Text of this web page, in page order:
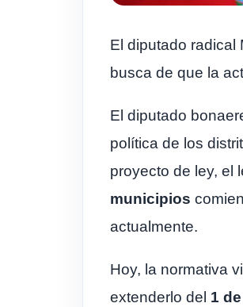
El diputado radical
busca de que la
El diputado
política de los
proyecto de ley, el
municipios
actualmente.
Hoy, la normativa
extenderlo del 1